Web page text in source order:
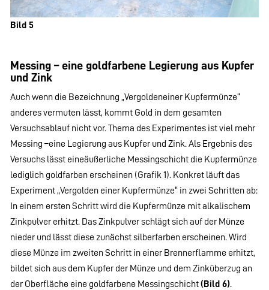
Bild 5
Messing – eine goldfarbene Legierung aus Kupfer
und Zink
Auch wenn die Bezeichnung „Vergoldeneiner Kupfermünze“
anderes vermuten lässt, kommt Gold in dem gesamten
Versuchsablauf nicht vor. Thema des Experimentes ist viel mehr
Messing –eine Legierung aus Kupfer und Zink. Als Ergebnis des
Versuchs lässt eineäußerliche Messingschicht die Kupfermünze
lediglich goldfarben erscheinen (Grafik 1). Konkret läuft das
Experiment „Vergolden einer Kupfermünze“ in zwei Schritten ab:
In einem ersten Schritt wird die Kupfermünze mit alkalischem
Zinkpulver erhitzt. Das Zinkpulver schlägt sich auf der Münze
nieder und lässt diese zunächst silberfarben erscheinen. Wird
diese Münze im zweiten Schritt in einer Brennerflamme erhitzt,
bildet sich aus dem Kupfer der Münze und dem Zinküberzug an
der Oberfläche eine goldfarbene Messingschicht(Bild 6).